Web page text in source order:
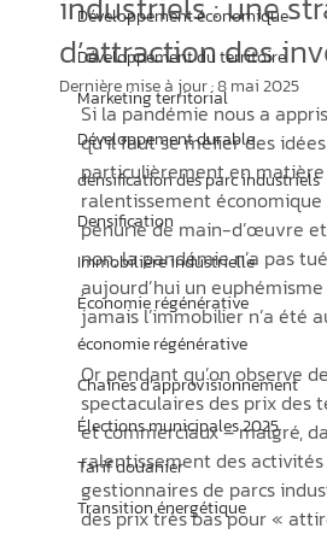
Développement économique
Développement du territoire
Marketing territorial
Développement durable
densification des parc industriels
Densification
Immobilière industrielle
Économie régénérative
économie régénérative
Chaînes d’approvisionnement
Élections municipales 2025
Tarif douanier
Transition énergétique
d’attraction des
Dernière mise à jour :8 mai 2025
Si la pandémie nous a
qu’il faut se méfier des
particulièrement en matière
ralentissement économique
pénurie de main-d’œuvre
non, la pandémie n’a pas
aujourd’hui un
jamais l’immobilier n’a été
Or pendant qu’on observe
spectaculaires des prix des
et commerciaux – malgré,
ralentissement des
gestionnaires de parcs
des prix très bas pour «